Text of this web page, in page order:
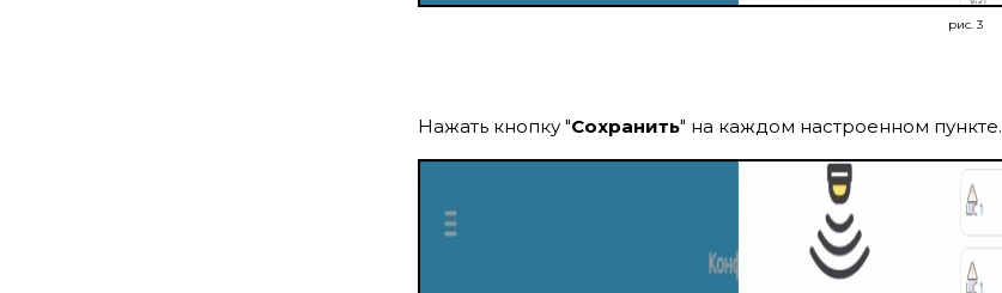
рис. 3
Нажать кнопку "Сохранить" на каждом настроенном пункте.